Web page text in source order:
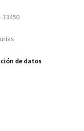
33450
de datos